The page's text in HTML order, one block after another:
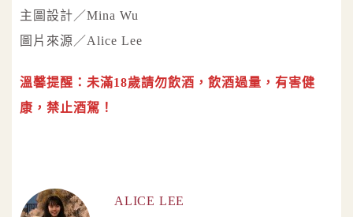
主圖設計／Mina Wu
圖片來源／Alice Lee
溫馨提醒：未滿18歲請勿飲酒，飲酒過量，有害健
康，禁止酒駕！
ALICE LEE